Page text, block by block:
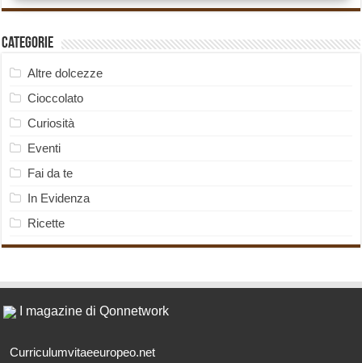
Categorie
Altre dolcezze
Cioccolato
Curiosità
Eventi
Fai da te
In Evidenza
Ricette
I magazine di Qonnetwork
Curriculumvitaeeuropeo.net